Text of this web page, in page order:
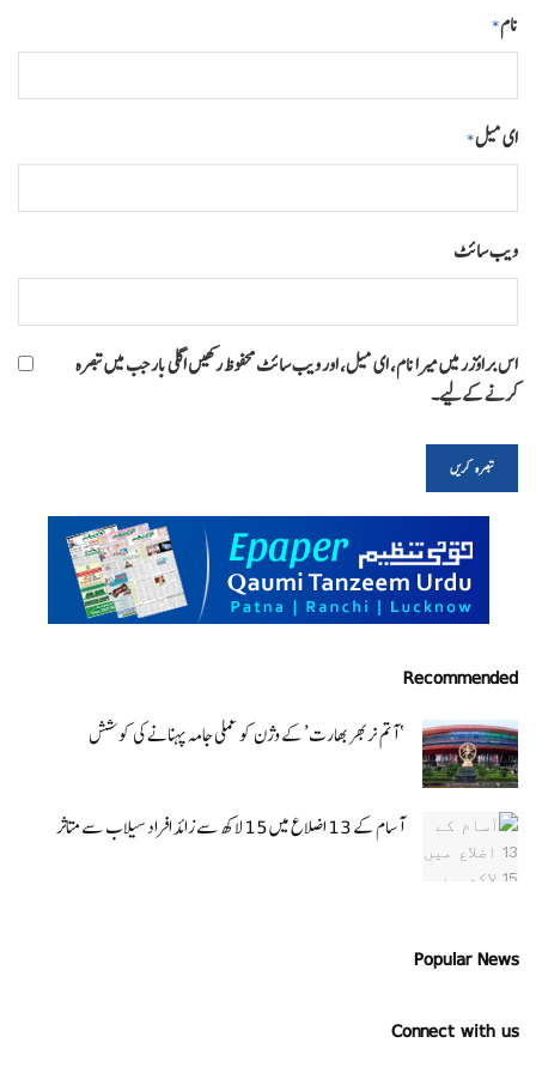
نام*
ای میل*
ویب‌ سائٹ
اس براؤزر میں میرا نام، ای میل، اور ویب سائٹ محفوظ رکھیں اگلی بار جب میں تبصرہ
کرنے کےلیے۔
Recommended
‘ آتم نربھر بھارت’ کے وژن کو عملی جامہ پہنانے کی کوشش
آسام کے 13 اضلاع میں 15 لاکھ سے زائد افراد سیلاب سے متاثر
Popular News
Connect with us